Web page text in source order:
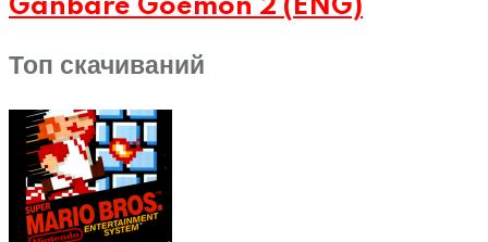
Ganbare Goemon 2 (ENG)
Топ скачиваний